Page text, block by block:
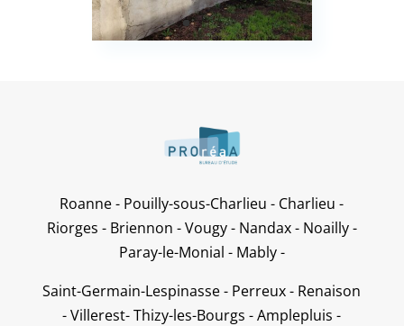
Roanne - Pouilly-sous-Charlieu - Charlieu -
Riorges - Briennon - Vougy - Nandax - Noailly -
Paray-le-Monial - Mably -
Saint-Germain-Lespinasse - Perreux - Renaison
- Villerest- Thizy-les-Bourgs - Amplepluis -